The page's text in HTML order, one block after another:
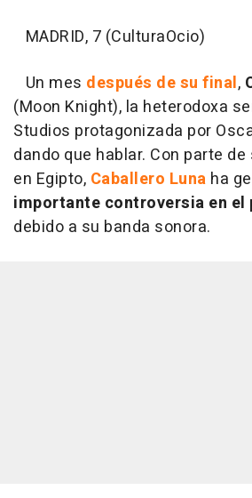
MADRID, 7 (CulturaOcio)
Un mes después de su final,
(Moon Knight), la heterodoxa
Studios protagonizada por
dando que hablar. Con parte
en Egipto, Caballero Luna ha
importante controversia en el
debido a su banda sonora.